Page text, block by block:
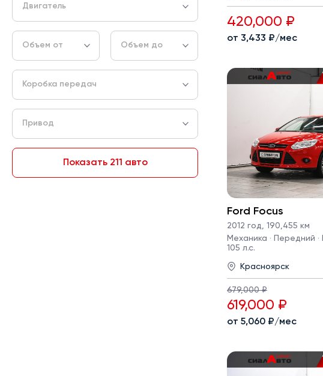
Двигатель
Объем от Объем до
Коробка передач
Привод
Показать 211 авто
420,000 ₽
от 3,433 ₽/мес
Ford Focus
2012 год
190,455 км
Механика · Передний ·
105 л.с.
Красноярск
679,000 ₽
619,000 ₽
от 5,060 ₽/мес